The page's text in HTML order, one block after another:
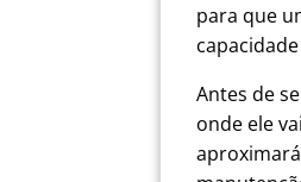
para que
Antes de
onde ele